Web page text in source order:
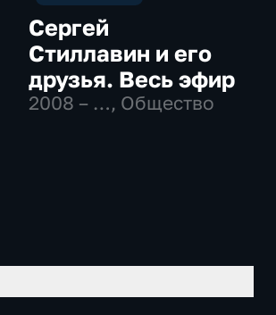
Сергей
Стиллавин и его
друзья. Весь эфир
2008 – …, Общество